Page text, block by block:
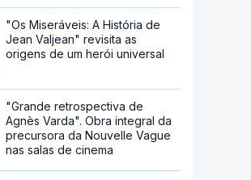
"Os Miseráveis: A História de
Jean Valjean" revisita as
origens de um herói universal
"Grande retrospectiva de
Agnès Varda". Obra integral da
precursora da Nouvelle Vague
nas salas de cinema